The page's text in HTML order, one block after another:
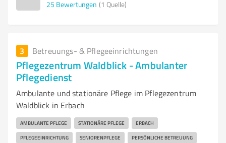
25 Bewertungen (1 Quelle)
3 Betreuungs- & Pflegeeinrichtungen
Pflegezentrum Waldblick - Ambulanter
Pflegedienst
Ambulante und stationäre Pflege im Pflegezentrum
Waldblick in Erbach
AMBULANTE PFLEGE STATIONÄRE PFLEGE ERBACH
PFLEGEEINRICHTUNG SENIORENPFLEGE PERSÖNLICHE BETREUUNG